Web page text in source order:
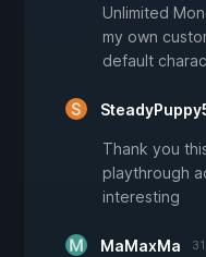
Unlimited
my own
default
Thank you
playthrough
interesting
MaMaxMa